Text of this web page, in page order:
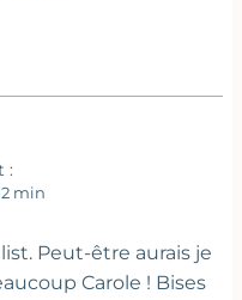
:
min
Peut-être aurais je
Carole ! Bises